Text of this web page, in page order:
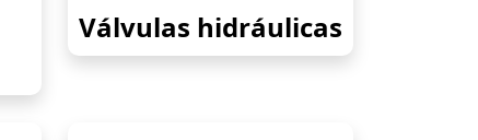
Válvulas hidráulicas